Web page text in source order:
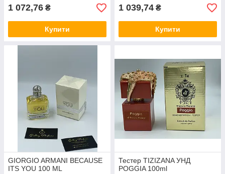
1 072,76 ₴
Купити
1 039,74 ₴
Купити
GIORGIO ARMANI BECAUSE
ITS YOU 100 ML
Тестер TIZIZANA УНД
POGGIA 100ml